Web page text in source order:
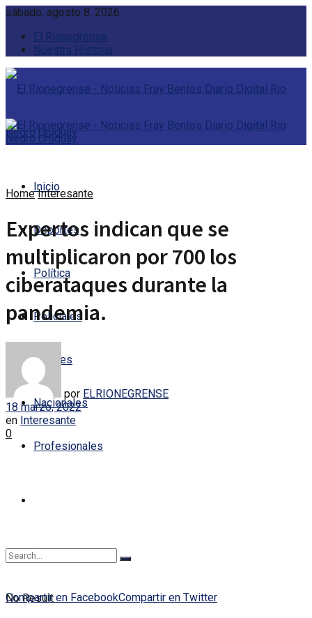
sábado, agosto 8, 2026
El Rionegrense
Nuestra Historia
Inicio
Deportes
Política
Policiales
Locales
Nacionales
Profesionales
No Result
Home Interesante
Expertos indican que se
multiplicaron por 700 los
ciberataques durante la
pandemia.
por ELRIONEGRENSE
18 marzo, 2022
en Interesante
0
Compartir en FacebookCompartir en Twitter